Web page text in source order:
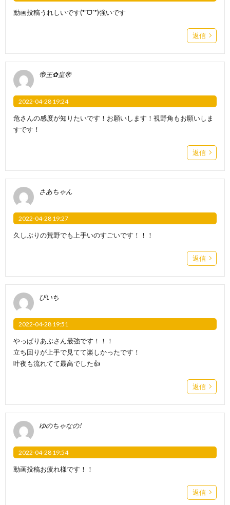
動画投稿うれしいです(*ˊᗜˋ*)強いです
返信
帝王✿皇帝
2022-04-28 19:24
危さんの感度が知りたいです！お願いします！視野角もお願いしま
すです！
返信
さあちゃん
2022-04-28 19:27
久しぶりの荒野でも上手いのすごいです！！！
返信
ぴいち
2022-04-28 19:51
やっぱりあぶさん最強です！！！
立ち回りが上手で見てて楽しかったです！
叶夜も流れてて最高でした👍
返信
ゆのちゃなの!
2022-04-28 19:54
動画投稿お疲れ様です！！
返信